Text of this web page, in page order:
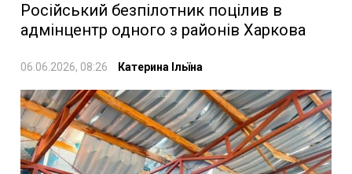
Російський безпілотник поцілив в
адмінцентр одного з районів Харкова
06.06.2026, 08:26 Катерина Ільїна